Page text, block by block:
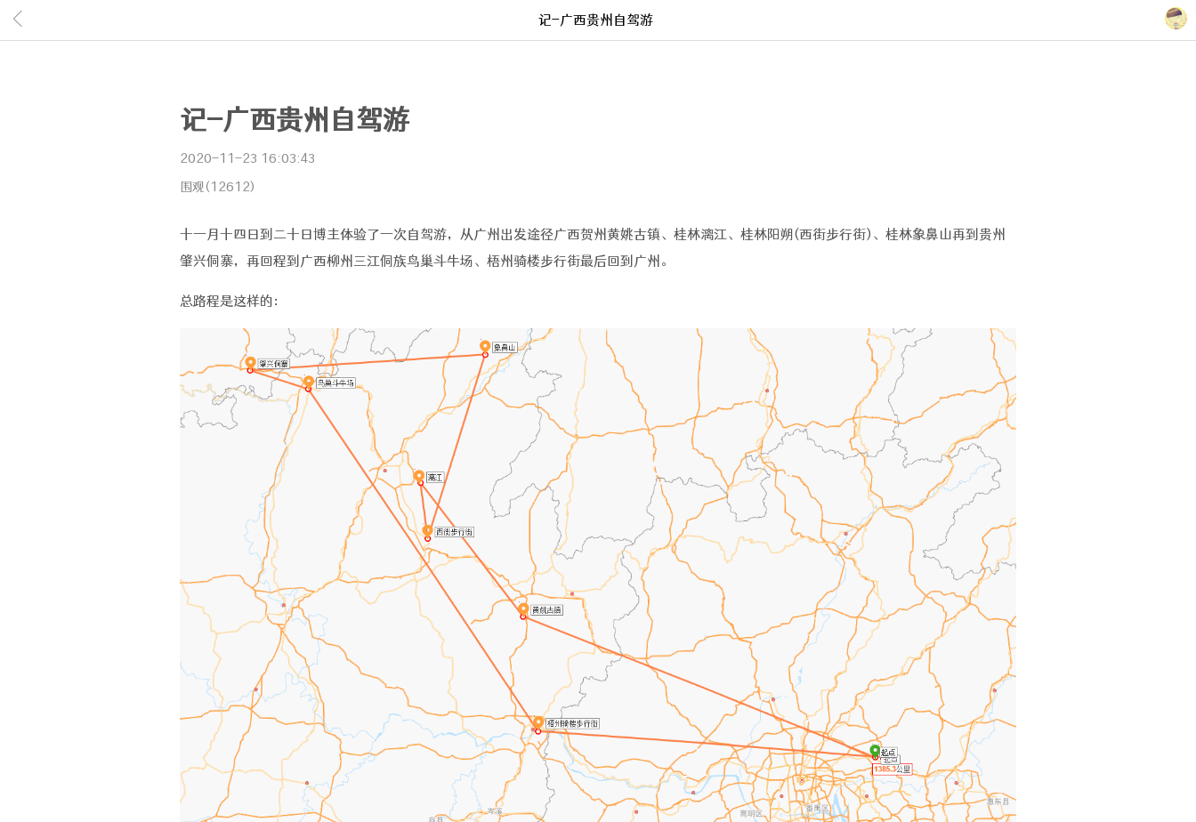
记-广西贵州自驾游
记-广西贵州自驾游
2020-11-23 16:03:43
围观(12612)
十一月十四日到二十日博主体验了一次自驾游，从广州出发途径广西贺州黄姚古镇、桂林漓江、桂林阳朔(西街步行街)、桂林象鼻山再到贵州
肇兴侗寨，再回程到广西柳州三江侗族鸟巢斗牛场、梧州骑楼步行街最后回到广州。
总路程是这样的：